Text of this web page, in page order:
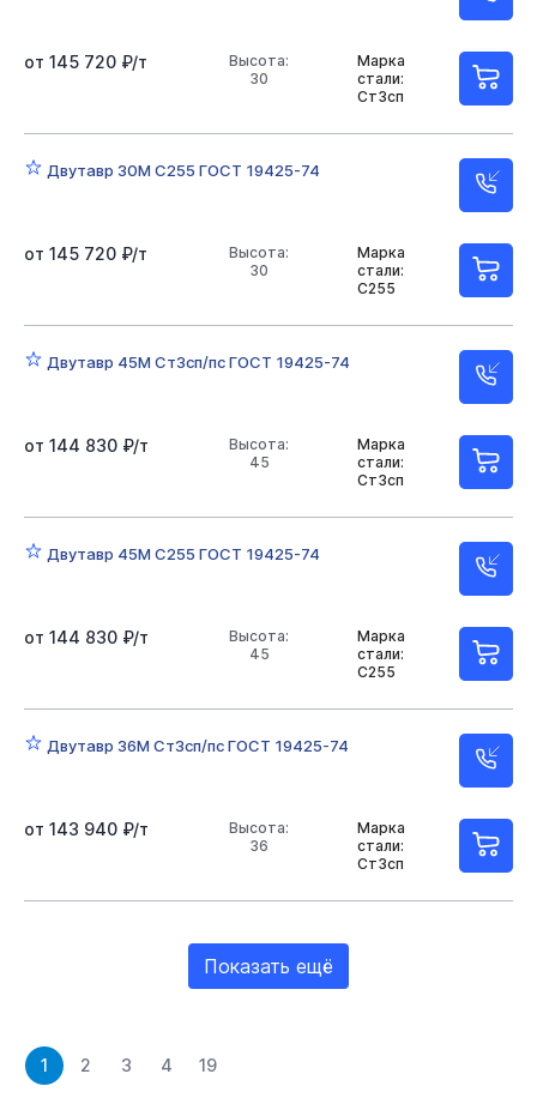
Марка
стали:
Ст3сп
Высота:
30
от 145 720 ₽/т
Двутавр 30М С255 ГОСТ 19425-74
Марка
стали:
С255
Высота:
30
от 145 720 ₽/т
Двутавр 45М Ст3сп/пс ГОСТ 19425-74
Марка
стали:
Ст3сп
Высота:
45
от 144 830 ₽/т
Двутавр 45М С255 ГОСТ 19425-74
Марка
стали:
С255
Высота:
45
от 144 830 ₽/т
Двутавр 36М Ст3сп/пс ГОСТ 19425-74
Марка
стали:
Ст3сп
Высота:
36
от 143 940 ₽/т
Показать ещё
1 2 3 4 19